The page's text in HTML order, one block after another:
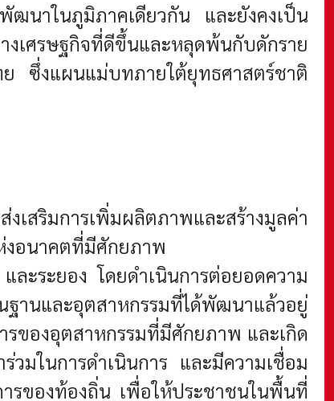
นาในภูมิภาคเดียวกัน และยังคงเป็น
เศรษฐกิจที่ดีขึ้นและหลุดพ้นกับดักราย
ย ซึ่งแผนแม่บทภายใต้ยุทธศาสตร์ชาติ
สริมการเพิ่มผลิตภาพและสร้างมูลค่า
งอนาคตที่มีศักยภาพ
ระยอง โดยดำเนินการต่อยอดความ
ฐานและอุตสาหกรรมที่ได้พัฒนาแล้วอยู่
ของอุตสาหกรรมที่มีศักยภาพ และเกิด
วมในการดำเนินการ และมีความเชื่อม
ารของท้องถิ่น เพื่อให้ประชาชนในพื้นที่